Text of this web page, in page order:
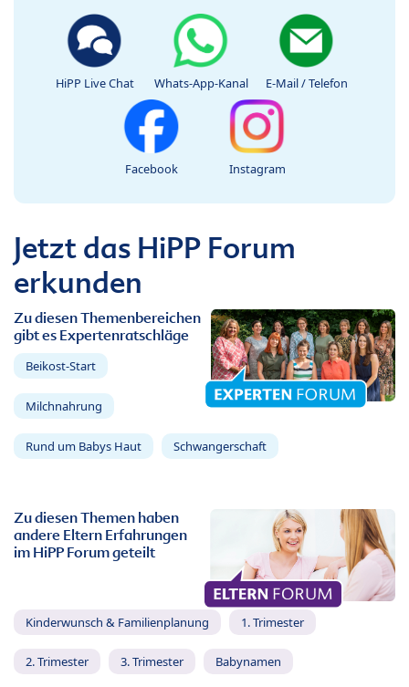
HiPP Live Chat Whats-App-Kanal E-Mail / Telefon
Facebook Instagram
Jetzt das HiPP Forum
erkunden
Zu diesen Themenbereichen
gibt es Expertenratschläge
Beikost-Start
Milchnahrung
Rund um Babys Haut Schwangerschaft
Zu diesen Themen haben
andere Eltern Erfahrungen
im HiPP Forum geteilt
Kinderwunsch & Familienplanung 1. Trimester
2. Trimester 3. Trimester Babynamen